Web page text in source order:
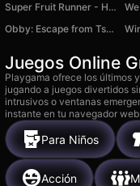
Super Fruit Runner - Hyper Casual
Obby: Escape from Tsunami Brainrot
Juegos Online
Playgama ofrece los últimos
jugando a juegos divertidos
intrusivos o ventanas
instante en tu navegador
Para Niños
Acción